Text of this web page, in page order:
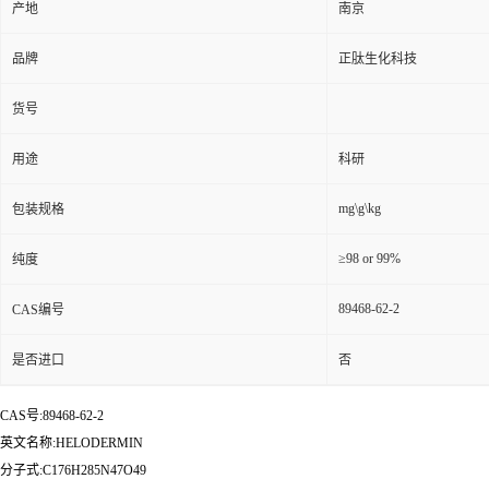
产地 南京
品牌 正肽生化科技
货号
用途 科研
包装规格 mg\g\kg
纯度 ≥98 or 99%
CAS编号 89468-62-2
是否进口 否
CAS号:89468-62-2
英文名称:HELODERMIN
分子式:C176H285N47O49